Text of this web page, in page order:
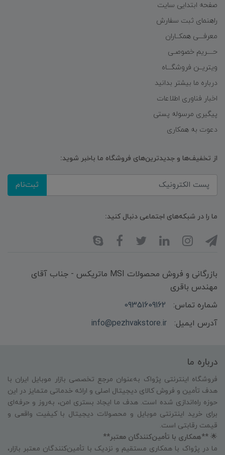
صفحه ابتدایی سایت
راهنمای ثبت سفارش
معرفـــی همکــاران
حــــریم خصوصـی
ویتریــن فروشگـــاه
درباره ما بیشتر بدانید
اخبار فناوری اطلاعات
پیگیری مرسوله پستی
دعوت به همکاری
از تخفیف‌ها و جدیدترین‌های فروشگاه ما باخبر شوید:
ثبت‌نام
ما را در شبکه‌های اجتماعی دنبال کنید:
بازرگانی و فروش محصولات MSI ماتریکس - جناب آقای
مهندس باقری
شماره تماس:
09351609162
آدرس ایمیل:
info@pezhvakstore.ir
درباره ما
فروشگاه اینترنتی پژواک به‌عنوان مرجع تخصصی بازار موبایل ایران با
هدف تأمین و فروش کالای دیجیتال اصلی و ارائه خدماتی متمایز در این
حوزه راه‌اندازی شده است. هدف ما ایجاد بستری امن، به‌روز و حرفه‌ای
برای خرید اینترنتی موبایل و محصولات دیجیتال با کیفیت واقعی و
قیمت رقابتی است.
🌟 **همکاری با تأمین‌کنندگان معتبر**
ما در پژواک با همکاری مستقیم و نزدیک با تأمین‌کنندگان معتبر بازار،